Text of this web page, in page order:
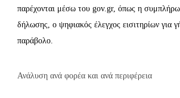
παρέχονται μέσω του gov.gr, όπως η
δήλωσης, ο ψηφιακός έλεγχος εισιτηρίων για
παράβολο.
Ανάλυση ανά φορέα και ανά περιφέρεια